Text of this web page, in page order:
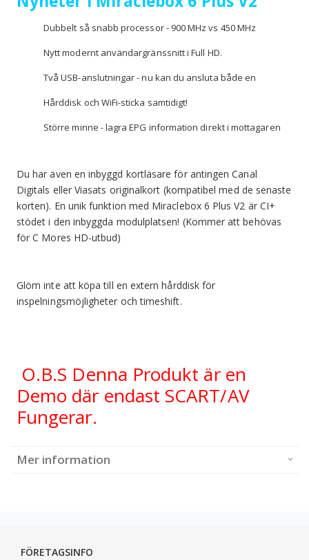
Dubbelt så snabb processor - 900 MHz vs 450 MHz
Nytt modernt användargränssnitt i Full HD.
Två USB-anslutningar - nu kan du ansluta både en
Hårddisk och WiFi-sticka samtidigt!
Större minne - lagra EPG information direkt i mottagaren
Du har även en inbyggd kortläsare för antingen Canal
Digitals eller Viasats originalkort (kompatibel med de senaste
korten). En unik funktion med Miraclebox 6 Plus V2 är CI+
stödet i den inbyggda modulplatsen! (Kommer att behövas
för C Mores HD-utbud)
Glöm inte att köpa till en extern hårddisk för
inspelningsmöjligheter och timeshift.
O.B.S Denna Produkt är en
Demo där endast SCART/AV
Fungerar.
Mer information
FÖRETAGSINFO